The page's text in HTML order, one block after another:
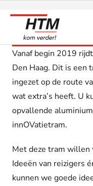
InnOVatietram
Vanaf begin 2019
Den Haag. Dit is een
ingezet op de route
wat extra’s heeft. U
opvallende
innOVatietram.
Met deze tram
Ideeën van reizigers
kunnen we goede